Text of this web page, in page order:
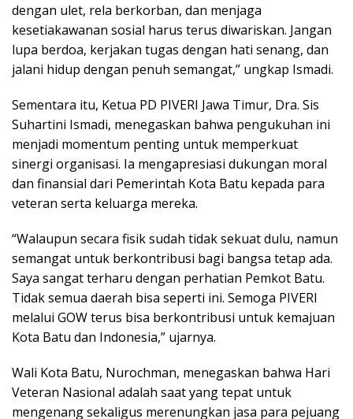
dengan ulet, rela berkorban, dan menjaga
kesetiakawanan sosial harus terus diwariskan. Jangan
lupa berdoa, kerjakan tugas dengan hati senang, dan
jalani hidup dengan penuh semangat,” ungkap Ismadi.
Sementara itu, Ketua PD PIVERI Jawa Timur, Dra. Sis
Suhartini Ismadi, menegaskan bahwa pengukuhan ini
menjadi momentum penting untuk memperkuat
sinergi organisasi. Ia mengapresiasi dukungan moral
dan finansial dari Pemerintah Kota Batu kepada para
veteran serta keluarga mereka.
“Walaupun secara fisik sudah tidak sekuat dulu, namun
semangat untuk berkontribusi bagi bangsa tetap ada.
Saya sangat terharu dengan perhatian Pemkot Batu.
Tidak semua daerah bisa seperti ini. Semoga PIVERI
melalui GOW terus bisa berkontribusi untuk kemajuan
Kota Batu dan Indonesia,” ujarnya.
Wali Kota Batu, Nurochman, menegaskan bahwa Hari
Veteran Nasional adalah saat yang tepat untuk
mengenang sekaligus merenungkan jasa para pejuang